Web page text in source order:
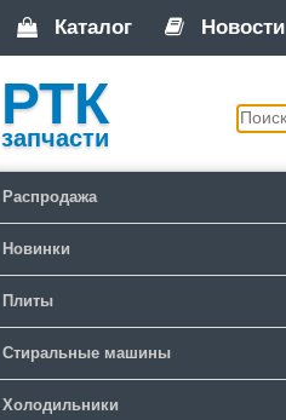
Каталог Новости
РТК
запчасти
Распродажа
Новинки
Плиты
Стиральные машины
Холодильники